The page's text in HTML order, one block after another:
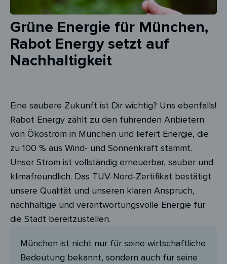
Grüne Energie für München,
Rabot Energy setzt auf
Nachhaltigkeit
Eine saubere Zukunft ist Dir wichtig? Uns ebenfalls!
Rabot Energy zählt zu den führenden Anbietern
von Ökostrom in München und liefert Energie, die
zu 100 % aus Wind- und Sonnenkraft stammt.
Unser Strom ist vollständig erneuerbar, sauber und
klimafreundlich. Das TÜV-Nord-Zertifikat bestätigt
unsere Qualität und unseren klaren Anspruch,
nachhaltige und verantwortungsvolle Energie für
die Stadt bereitzustellen.
München ist nicht nur für seine wirtschaftliche
Bedeutung bekannt, sondern auch für seine